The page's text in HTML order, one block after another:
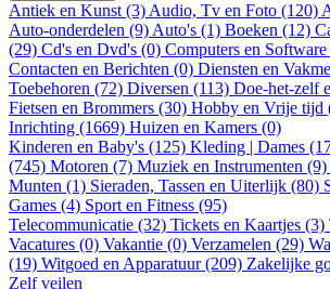
Antiek en Kunst (3) Audio, Tv en Foto (120)
Auto-onderdelen (9) Auto's (1) Boeken (12)
(29) Cd's en Dvd's (0) Computers en
Contacten en Berichten (0) Diensten en
Toebehoren (72) Diversen (113) Doe-het-zelf
Fietsen en Brommers (30) Hobby en Vrije tijd
Inrichting (1669) Huizen en Kamers (0)
Kinderen en Baby's (125) Kleding | Dames
(745) Motoren (7) Muziek en Instrumenten (9)
Munten (1) Sieraden, Tassen en Uiterlijk (80)
Games (4) Sport en Fitness (95)
Telecommunicatie (32) Tickets en Kaartjes (3)
Vacatures (0) Vakantie (0) Verzamelen (29)
(19) Witgoed en Apparatuur (209) Zakelijke
Zelf veilen